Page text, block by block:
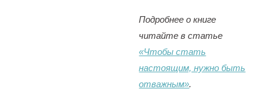
Подробнее о книге
читайте в статье
«Чтобы стать
настоящим, нужно быть
отважным».